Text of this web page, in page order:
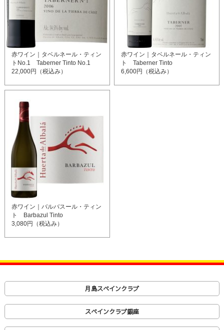
赤ワイン｜タベルネール・ティン
トNo.1 Taberner Tinto No.1
22,000円（税込み）
赤ワイン｜タベルネール・ティン
ト Taberner Tinto
6,600円（税込み）
赤ワイン｜バルバスール・ティン
ト Barbazul Tinto
3,080円（税込み）
月島スペインクラブ
スペインクラブ銀座